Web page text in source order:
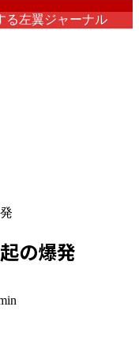
る左翼ジャーナル
の爆発